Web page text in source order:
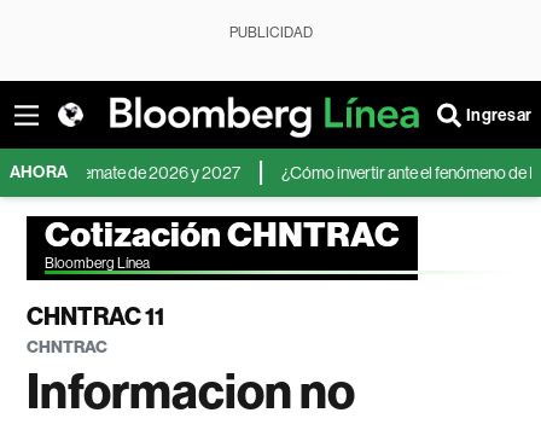
PUBLICIDAD
Ingresar
AHORA
el remate de 2026 y 2027 ¿Cómo invertir ante el fenómeno de El
Cotización CHNTRAC
Bloomberg Línea
CHNTRAC 11
CHNTRAC
Informacion no